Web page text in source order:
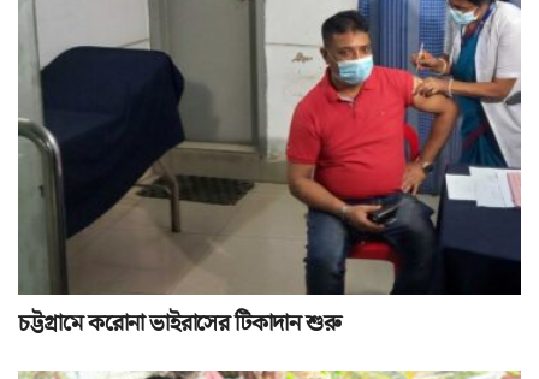
চট্টগ্রামে করোনা ভাইরাসের টিকাদান শুরু